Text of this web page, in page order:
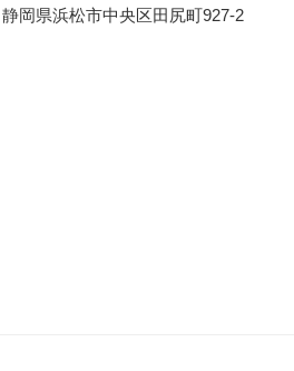
岡県浜松市中央区田尻町927-2